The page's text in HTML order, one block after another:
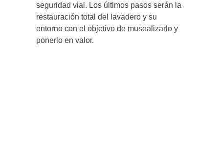
seguridad vial. Los últimos pasos serán la
restauración total del lavadero y su
entorno con el objetivo de musealizarlo y
ponerlo en valor.